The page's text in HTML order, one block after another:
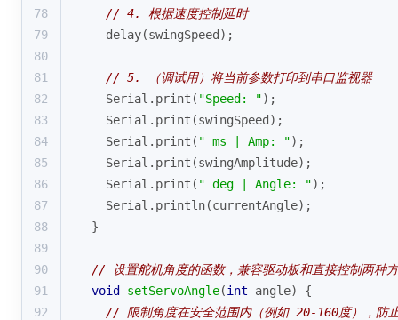
78
// 4. 根据速度控制延时
79
delay(swingSpeed);
80
81
// 5. （调试用）将当前参数打印到串口监视器
82
  Serial.
print ( "Speed: ");
83
  Serial.
print (swingSpeed);
84
  Serial.
print ( " ms | Amp: ");
85
  Serial.
print (swingAmplitude);
86
  Serial.
print ( " deg | Angle: ");
87
  Serial.
println(currentAngle);
88
}
89
90
// 设置舵机角度的函数，兼容驱动板和直接控制两种
91
void setServoAngle(int angle)
{
92
// 限制角度在安全范围内（例如 20-160度），防